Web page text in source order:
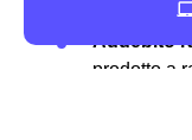
del router
Addebito
prodotto a